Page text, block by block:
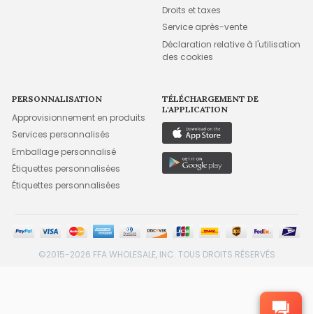
Droits et taxes
Service après-vente
Déclaration relative à l'utilisation
des cookies
PERSONNALISATION
Approvisionnement en produits
Services personnalisés
Emballage personnalisé
Étiquettes personnalisées
Étiquettes personnalisées
TÉLÉCHARGEMENT DE
L'APPLICATION
©2015-2026 FFA WHOLESALE, INC. TOUS DROITS RÉSERVÉS